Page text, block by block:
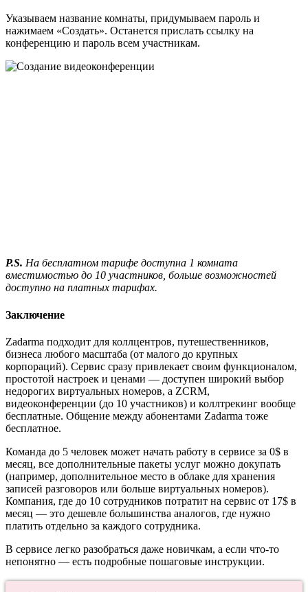
Указываем название комнаты, придумываем пароль и
нажимаем «Создать». Останется прислать ссылку на
конференцию и пароль всем участникам.
P.S. На бесплатном тарифе доступна 1 комната
вместимостью до 10 участников, больше возможностей
доступно на платных тарифах.
Заключение
Zadarma подходит для коллцентров, путешественников,
бизнеса любого масштаба (от малого до крупных
корпораций). Сервис сразу привлекает своим функционалом,
простотой настроек и ценами — доступен широкий выбор
недорогих виртуальных номеров, а ZCRM,
видеоконференции (до 10 участников) и коллтрекинг вообще
бесплатные. Общение между абонентами Zadarma тоже
бесплатное.
Команда до 5 человек может начать работу в сервисе за 0$ в
месяц, все дополнительные пакеты услуг можно докупать
(например, дополнительное место в облаке для хранения
записей разговоров или больше виртуальных номеров).
Компания, где до 10 сотрудников потратит на сервис от 17$ в
месяц — это дешевле большинства аналогов, где нужно
платить отдельно за каждого сотрудника.
В сервисе легко разобраться даже новичкам, а если что-то
непонятно — есть подробные пошаговые инструкции.